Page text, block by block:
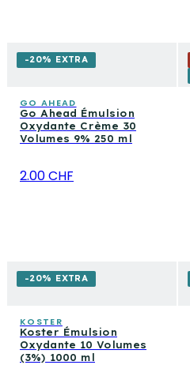
-20% EXTRA
GO AHEAD
Go Ahead Émulsion
Oxydante Crème 30
Volumes 9% 250 ml
2.00 CHF
-20% EXTRA
KOSTER
Koster Émulsion
Oxydante 10 Volumes
(3%) 1000 ml